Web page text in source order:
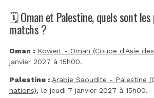
🗓️ Oman et Palestine, quels sont les
matchs ?
Oman : Koweït - Oman (Coupe d'Asie
janvier 2027 à 15h00.
Palestine : Arabie Saoudite - Palestine
nations), le jeudi 7 janvier 2027 à 15h00.